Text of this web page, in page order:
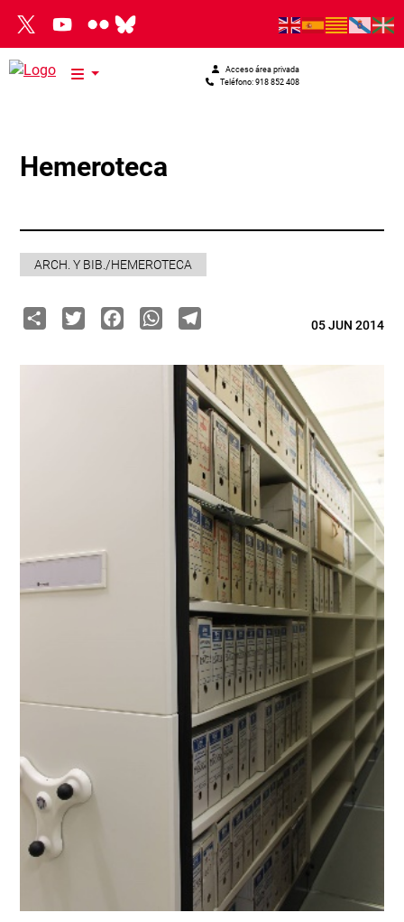
Teléfono: 918 852 408
Acceso área privada
Hemeroteca
ARCH. Y BIB./HEMEROTECA
ShareTwitterFacebook
WhatsApp
Telegram05 JUN 2014